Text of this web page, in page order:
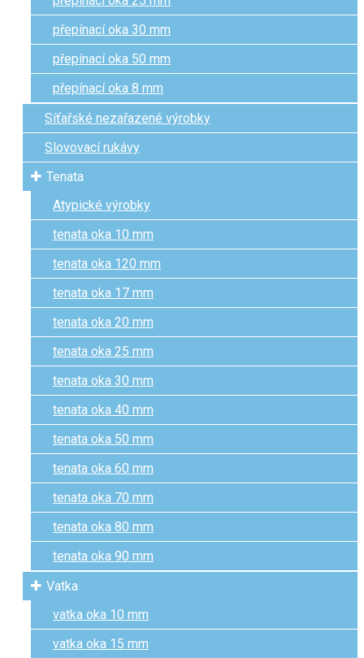
přepínací oka 30 mm
přepínací oka 50 mm
přepínací oka 8 mm
Síťařské nezařazené výrobky
Slovovací rukávy
Tenata
Atypické výrobky
tenata oka 10 mm
tenata oka 120 mm
tenata oka 17 mm
tenata oka 20 mm
tenata oka 25 mm
tenata oka 30 mm
tenata oka 40 mm
tenata oka 50 mm
tenata oka 60 mm
tenata oka 70 mm
tenata oka 80 mm
tenata oka 90 mm
Vatka
vatka oka 10 mm
vatka oka 15 mm